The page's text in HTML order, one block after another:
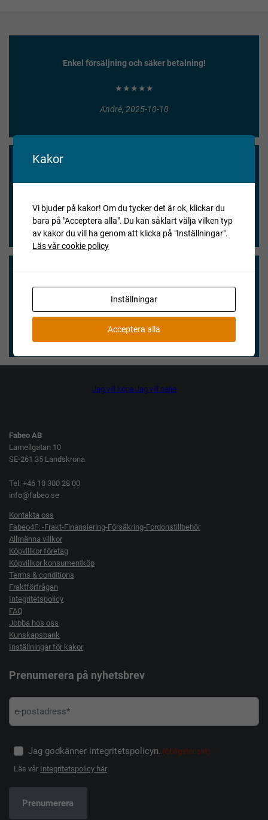
Enkel försäljning och säker betalning!
★★★★★
André, 2025-10-10
Jan, 2025-10-02
Henry Vitlycke Museum, 2025-04-15
Jag vill köpa Jag vill sälja
Fabeo AB
Lamellgatan 10
SE-261 35 Landskrona
Tel: +46 10 300 28 00
info@fabeo.se
Kontakta oss
Fabeo4F: -Frakt-Finansiering-Försäkring-Fordonstillbehör
Allmänna villkor
Köpvillkor företag
Köpvillkor konsumentköp
Terms & conditions
Fraktförfrågan
Integritetspolicy
FAQ
Jobba hos oss
Kunskapsbank
Inställningar för kakor
Prenumerera på nyhetsbrev
Jag godkänner integritetspolicyn. (Obligatoriskt)
Läs vår Integritetspolicy här
Kakor
Vi bjuder på kakor! Om du tycker det är ok, klickar du
bara på "Acceptera alla". Du kan såklart välja vilken typ
av kakor du vill ha genom att klicka på "Inställningar".
Läs vår cookie policy
Inställningar
Acceptera alla